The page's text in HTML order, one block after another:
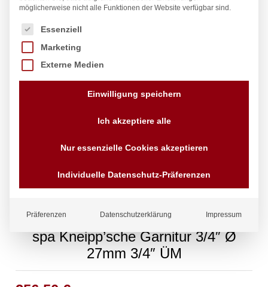
spa Kneipp’sche Garnitur 3/4″ Ø
27mm 3/4″ ÜM
möglicherweise nicht alle Funktionen der Website verfügbar sind.
Es folgt eine Liste der Service-Gruppen, für die eine
Essenziell
Marketing
Externe Medien
Einwilligung speichern
Ich akzeptiere alle
Nur essenzielle Cookies akzeptieren
Individuelle Datenschutz-Präferenzen
Präferenzen Datenschutzerklärung Impressum